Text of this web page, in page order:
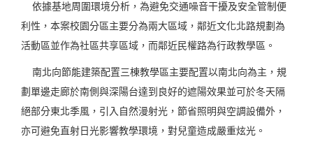
依據基地周圍環境分析，為避免交通噪音干擾及安全管制便
利性，本案校園分區主要分為兩大區域，鄰近文化北路規劃為
活動區並作為社區共享區域，而鄰近民權路為行政教學區。
南北向節能建築配置三棟教學區主要配置以南北向為主，規
劃單邊走廊於南側與深陽台達到良好的遮陽效果並可於冬天隔
絕部分東北季風，引入自然漫射光，節省照明與空調設備外，
亦可避免直射日光影響教學環境，對兒童造成嚴重炫光。